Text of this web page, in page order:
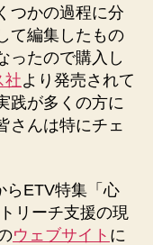
つかの過程に分
て編集したもの
ったので購入し
社より発売されて
践が多くの方に
さんは特にチェ
らETV特集「心
リーチ支援の現
ウェブサイト に